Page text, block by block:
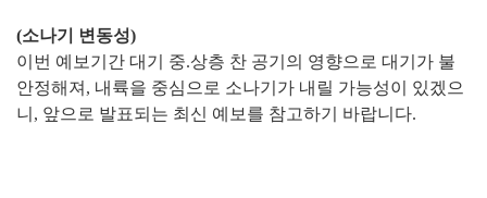
(소나기 변동성)
이번 예보기간 대기 중.상층 찬 공기의 영향으로 대기가 불
안정해져, 내륙을 중심으로 소나기가 내릴 가능성이 있겠으
니, 앞으로 발표되는 최신 예보를 참고하기 바랍니다.